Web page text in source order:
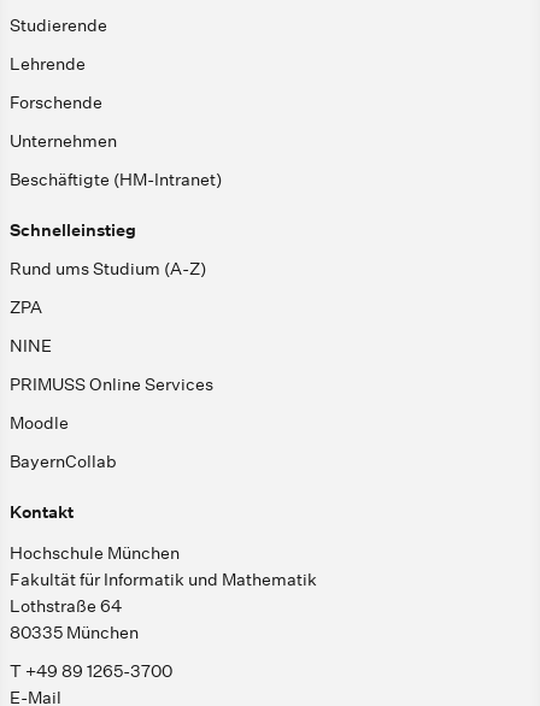
Studierende
Lehrende
Forschende
Unternehmen
Beschäftigte (HM-Intranet)
Schnelleinstieg
Rund ums Studium (A-Z)
ZPA
NINE
PRIMUSS Online Services
Moodle
BayernCollab
Kontakt
Hochschule München
Fakultät für Informatik und Mathematik
Lothstraße 64
80335 München
T +49 89 1265-3700
E-Mail